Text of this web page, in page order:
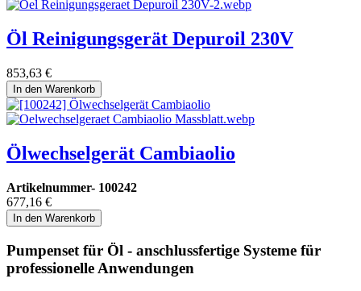
Öl Reinigungsgerät Depuroil 230V
853,63 €
In den Warenkorb
Ölwechselgerät Cambiaolio
Artikelnummer- 100242
677,16 €
In den Warenkorb
Pumpenset für Öl - anschlussfertige Systeme für
professionelle Anwendungen